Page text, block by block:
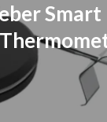
Smart